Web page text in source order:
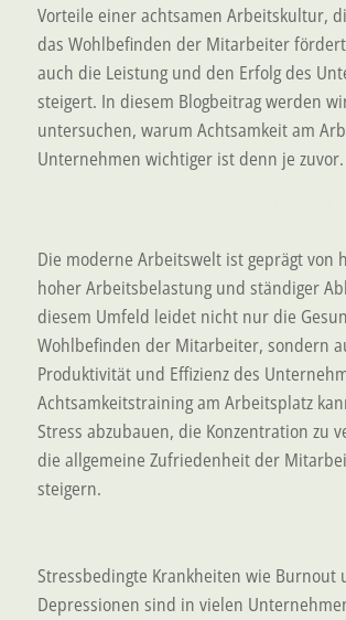
Vorteile einer achtsamen Arbeitskultur,
das Wohlbefinden der Mitarbeiter
auch die Leistung und den Erfolg des
steigert. In diesem Blogbeitrag werden
untersuchen, warum Achtsamkeit am
Unternehmen wichtiger ist denn je zuvor.
Die moderne Arbeitswelt ist geprägt von
hoher Arbeitsbelastung und ständiger
diesem Umfeld leidet nicht nur die
Wohlbefinden der Mitarbeiter, sondern
Produktivität und Effizienz des
Achtsamkeitstraining am Arbeitsplatz
Stress abzubauen, die Konzentration zu
die allgemeine Zufriedenheit der
steigern.
Stressbedingte Krankheiten wie Burnout
Depressionen sind in vielen